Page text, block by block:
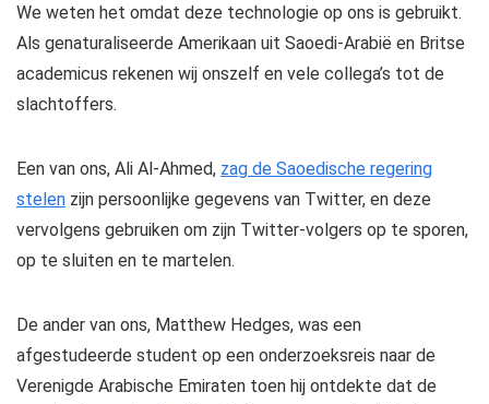
We weten het omdat deze technologie op ons is gebruikt.
Als genaturaliseerde Amerikaan uit Saoedi-Arabië en Britse
academicus rekenen wij onszelf en vele collega’s tot de
slachtoffers.
Een van ons, Ali Al-Ahmed, zag de Saoedische regering
stelen zijn persoonlijke gegevens van Twitter, en deze
vervolgens gebruiken om zijn Twitter-volgers op te sporen,
op te sluiten en te martelen.
De ander van ons, Matthew Hedges, was een
afgestudeerde student op een onderzoeksreis naar de
Verenigde Arabische Emiraten toen hij ontdekte dat de